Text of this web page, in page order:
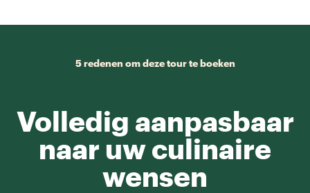
5 redenen om deze tour te boeken
Volledig aanpasbaar
naar uw culinaire
wensen